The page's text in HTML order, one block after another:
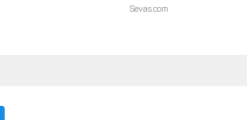
Sevas.com